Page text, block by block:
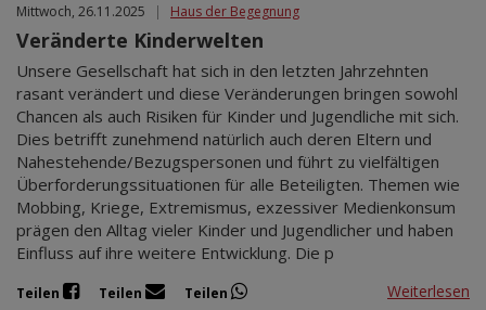
Mittwoch, 26.11.2025 | Haus der Begegnung
Veränderte Kinderwelten
Unsere Gesellschaft hat sich in den letzten Jahrzehnten
rasant verändert und diese Veränderungen bringen sowohl
Chancen als auch Risiken für Kinder und Jugendliche mit sich.
Dies betrifft zunehmend natürlich auch deren Eltern und
Nahestehende/Bezugspersonen und führt zu vielfältigen
Überforderungssituationen für alle Beteiligten. Themen wie
Mobbing, Kriege, Extremismus, exzessiver Medienkonsum
prägen den Alltag vieler Kinder und Jugendlicher und haben
Einfluss auf ihre weitere Entwicklung. Die p
Teilen Teilen Teilen Weiterlesen